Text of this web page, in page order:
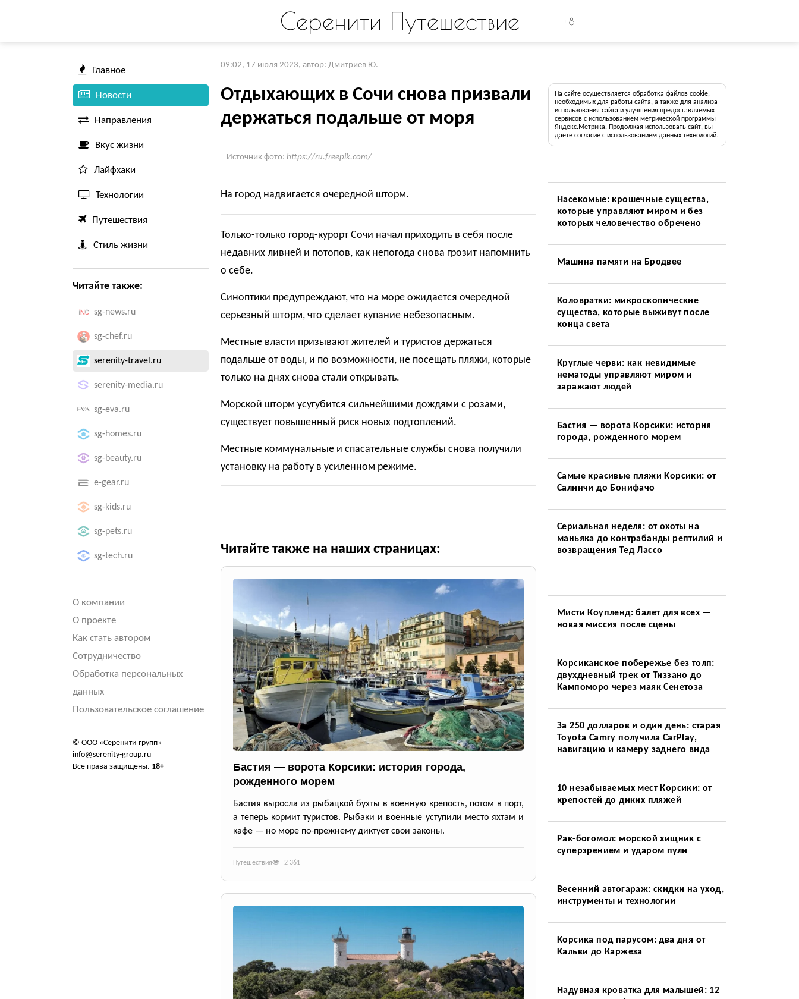
Серенити Путешествие +18
Главное
Новости
Направления
Вкус жизни
Лайфхаки
Технологии
Путешествия
Стиль жизни
Читайте также:
sg-news.ru
sg-chef.ru
serenity-travel.ru
serenity-media.ru
sg-eva.ru
sg-homes.ru
sg-beauty.ru
e-gear.ru
sg-kids.ru
sg-pets.ru
sg-tech.ru
О компании
О проекте
Как стать автором
Сотрудничество
Обработка персональных
данных
Пользовательское соглашение
© ООО «Серенити групп»
info@serenity-group.ru
Все права защищены. 18+
09:02, 17 июля 2023, автор: Дмитриев Ю.
Отдыхающих в Сочи снова призвали
держаться подальше от моря
Источник фото: https://ru.freepik.com/
На город надвигается очередной шторм.
Только-только город-курорт Сочи начал приходить в себя после
недавних ливней и потопов, как непогода снова грозит напомнить
о себе.
Синоптики предупреждают, что на море ожидается очередной
серьезный шторм, что сделает купание небезопасным.
Местные власти призывают жителей и туристов держаться
подальше от воды, и по возможности, не посещать пляжи, которые
только на днях снова стали открывать.
Морской шторм усугубится сильнейшими дождями с розами,
существует повышенный риск новых подтоплений.
Местные коммунальные и спасательные службы снова получили
установку на работу в усиленном режиме.
Читайте также на наших страницах:
Бастия — ворота Корсики: история города,
рожденного морем
Бастия выросла из рыбацкой бухты в военную крепость, потом в порт,
а теперь кормит туристов. Рыбаки и военные уступили место яхтам и
кафе — но море по-прежнему диктует свои законы.
Путешествия 2 361
На сайте осуществляется обработка файлов cookie,
необходимых для работы сайта, а также для анализа
использования сайта и улучшения предоставляемых
сервисов с использованием метрической программы
Яндекс.Метрика. Продолжая использовать сайт, вы
даете согласие с использованием данных технологий.
Насекомые: крошечные существа,
которые управляют миром и без
которых человечество обречено
Машина памяти на Бродвее
Коловратки: микроскопические
существа, которые выживут после
конца света
Круглые черви: как невидимые
нематоды управляют миром и
заражают людей
Бастия — ворота Корсики: история
города, рожденного морем
Самые красивые пляжи Корсики: от
Салинчи до Бонифачо
Сериальная неделя: от охоты на
маньяка до контрабанды рептилий и
возвращения Тед Лассо
Мисти Коупленд: балет для всех —
новая миссия после сцены
Корсиканское побережье без толп:
двухдневный трек от Тиззано до
Кампоморо через маяк Сенетоза
За 250 долларов и один день: старая
Toyota Camry получила CarPlay,
навигацию и камеру заднего вида
10 незабываемых мест Корсики: от
крепостей до диких пляжей
Рак-богомол: морской хищник с
суперзрением и ударом пули
Весенний автогараж: скидки на уход,
инструменты и технологии
Корсика под парусом: два дня от
Кальви до Каржеза
Надувная кроватка для малышей: 12